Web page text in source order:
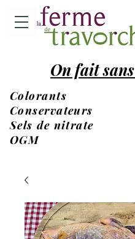
Colorants
Conservateurs
Sels de nitrate
OGM
On fait sans